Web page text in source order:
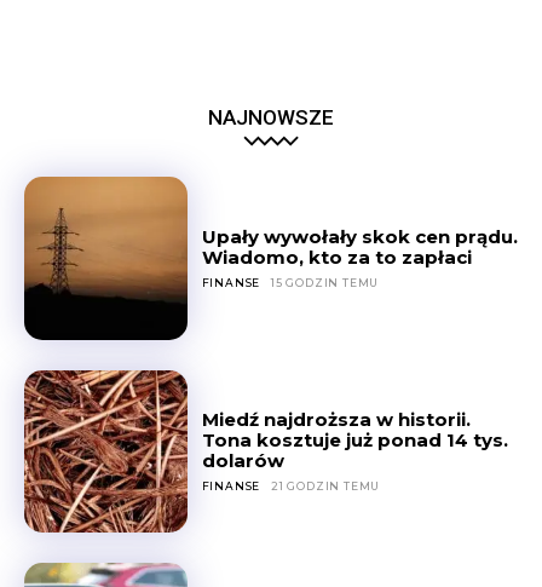
NAJNOWSZE
Upały wywołały skok cen prądu.
Wiadomo, kto za to zapłaci
FINANSE 15 GODZIN TEMU
Miedź najdroższa w historii.
Tona kosztuje już ponad 14 tys.
dolarów
FINANSE 21 GODZIN TEMU